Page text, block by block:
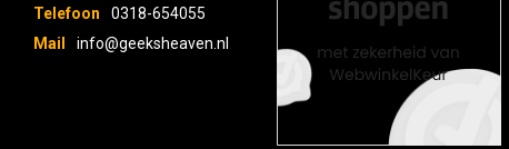
Telefoon
0318-654055
Mail
info@geeksheaven.nl